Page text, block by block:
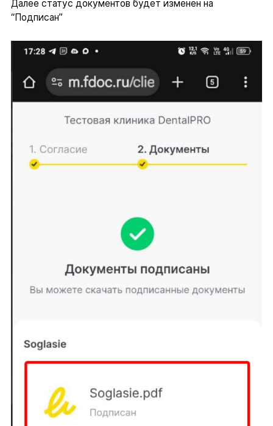
Далее статус документов будет изменен на
“Подписан”